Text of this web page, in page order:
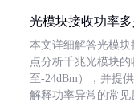
光模块接收功率
本文详细解答光模
点分析千兆光模块
至-24dBm），并提
解释功率异常的常